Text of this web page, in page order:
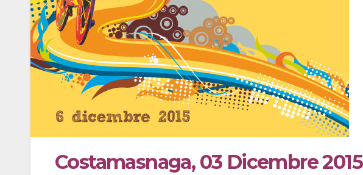
Costamasnaga, 03 Dicembre 2015